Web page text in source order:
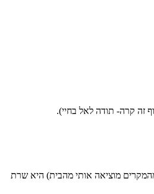
זה קרה- תודה לאל בחיי).
מוציאה אותי מהבית) היא שרת